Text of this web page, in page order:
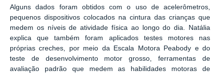
Alguns dados foram obtidos com o uso de acelerômetros,
pequenos dispositivos colocados na cintura das crianças que
medem os níveis de atividade física ao longo do dia. Natália
explica que também foram aplicados testes motores nas
próprias creches, por meio da Escala Motora Peabody e do
teste de desenvolvimento motor grosso, ferramentas de
avaliação padrão que medem as habilidades motoras de